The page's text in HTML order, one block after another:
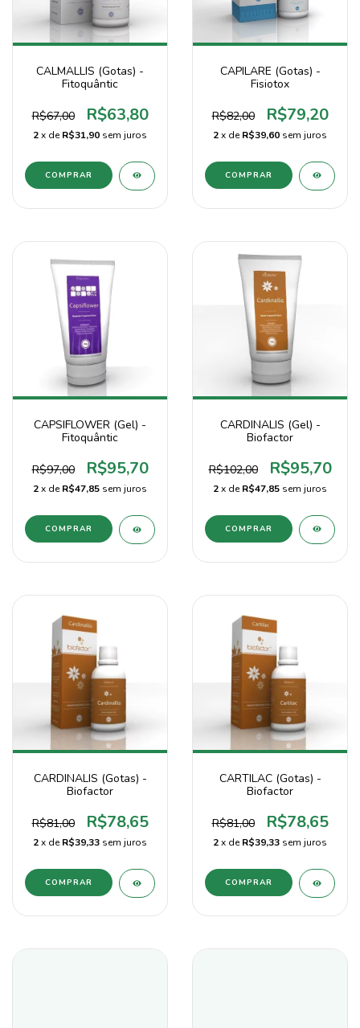
CALMALLIS (Gotas) -
Fitoquântic
R$67,00 R$63,80
2x deR$31,90 sem juros
CAPILARE (Gotas) -
Fisiotox
R$82,00 R$79,20
2x deR$39,60 sem juros
CAPSIFLOWER (Gel) -
Fitoquântic
R$97,00 R$95,70
2x deR$47,85 sem juros
CARDINALIS (Gel) -
Biofactor
R$102,00 R$95,70
2x deR$47,85 sem juros
CARDINALIS (Gotas) -
Biofactor
R$81,00 R$78,65
2x deR$39,33 sem juros
CARTILAC (Gotas) -
Biofactor
R$81,00 R$78,65
2x deR$39,33 sem juros